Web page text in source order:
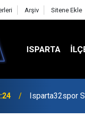
Arşiv Sitene Ekle
ISPARTA
Isparta Kredi